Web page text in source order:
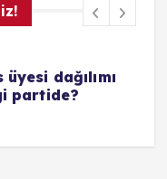
dağılımı
partide?